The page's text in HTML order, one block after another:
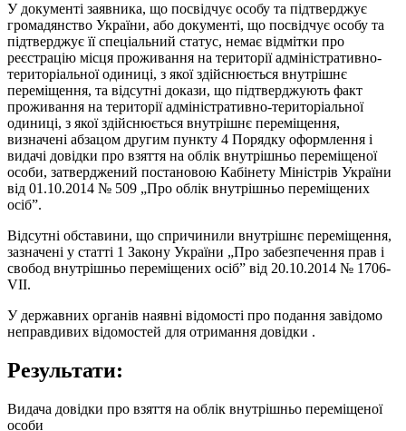
У документі заявника, що посвідчує особу та підтверджує
громадянство України, або документі, що посвідчує особу та
підтверджує її спеціальний статус, немає відмітки про
реєстрацію місця проживання на території адміністративно-
територіальної одиниці, з якої здійснюється внутрішнє
переміщення, та відсутні докази, що підтверджують факт
проживання на території адміністративно-територіальної
одиниці, з якої здійснюється внутрішнє переміщення,
визначені абзацом другим пункту 4 Порядку оформлення і
видачі довідки про взяття на облік внутрішньо переміщеної
особи, затверджений постановою Кабінету Міністрів України
від 01.10.2014 № 509 „Про облік внутрішньо переміщених
осіб”.
Відсутні обставини, що спричинили внутрішнє переміщення,
зазначені у статті 1 Закону України „Про забезпечення прав і
свобод внутрішньо переміщених осіб” від 20.10.2014 № 1706-
VII.
У державних органів наявні відомості про подання завідомо
неправдивих відомостей для отримання довідки .
Результати:
Видача довідки про взяття на облік внутрішньо переміщеної
особи